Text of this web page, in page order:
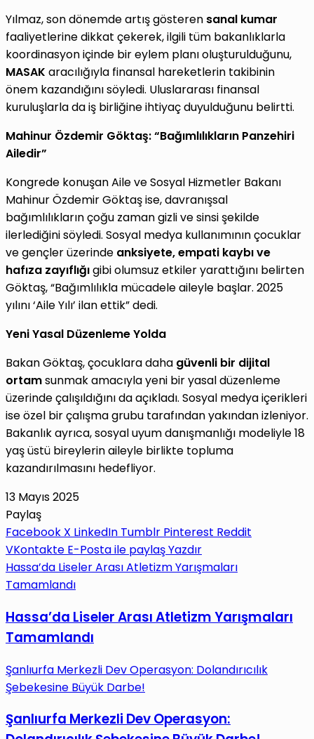
Yılmaz, son dönemde artış gösteren sanal kumar
faaliyetlerine dikkat çekerek, ilgili tüm bakanlıklarla
koordinasyon içinde bir eylem planı oluşturulduğunu,
MASAK aracılığıyla finansal hareketlerin takibinin
önem kazandığını söyledi. Uluslararası finansal
kuruluşlarla da iş birliğine ihtiyaç duyulduğunu belirtti.
Mahinur Özdemir Göktaş: “Bağımlılıkların Panzehiri
Ailedir”
Kongrede konuşan Aile ve Sosyal Hizmetler Bakanı
Mahinur Özdemir Göktaş ise, davranışsal
bağımlılıkların çoğu zaman gizli ve sinsi şekilde
ilerlediğini söyledi. Sosyal medya kullanımının çocuklar
ve gençler üzerinde anksiyete, empati kaybı ve
hafıza zayıflığıgibi olumsuz etkiler yarattığını belirten
Göktaş, “Bağımlılıkla mücadele aileyle başlar. 2025
yılını ‘Aile Yılı’ ilan ettik” dedi.
Yeni Yasal Düzenleme Yolda
Bakan Göktaş, çocuklara daha güvenli bir dijital
ortamsunmak amacıyla yeni bir yasal düzenleme
üzerinde çalışıldığını da açıkladı. Sosyal medya içerikleri
ise özel bir çalışma grubu tarafından yakından izleniyor.
Bakanlık ayrıca, sosyal uyum danışmanlığı modeliyle 18
yaş üstü bireylerin aileyle birlikte topluma
kazandırılmasını hedefliyor.
13 Mayıs 2025
Paylaş
Facebook X LinkedIn Tumblr Pinterest Reddit
VKontakte E-Posta ile paylaşYazdır
Hassa’da Liseler Arası Atletizm Yarışmaları
Tamamlandı
Hassa’da Liseler Arası Atletizm Yarışmaları
Tamamlandı
Şanlıurfa Merkezli Dev Operasyon: Dolandırıcılık
Şebekesine Büyük Darbe!
Şanlıurfa Merkezli Dev Operasyon: